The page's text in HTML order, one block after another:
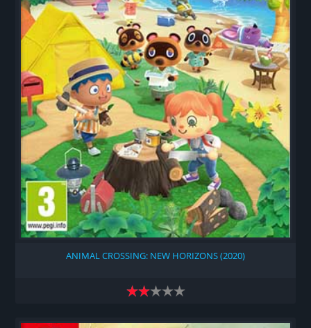
ANIMAL CROSSING: NEW HORIZONS (2020)